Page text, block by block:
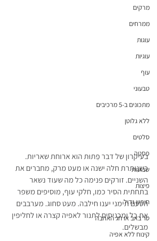
מרקים
ממרחים
עוגות
עוגיות
עוף
טבעוני
מתכונים ב-5 מרכיבים
ללא גלוטן
סלטים
פסטה
שבועות
פיצות
חופש גדול
טו' באב או חג האהבה
קינוח ללא אפיה
בעיקרון של דבר פַתוּת הוא ארוחת שאריות.
כשנותרת חלה ישנה או מעט מרק, מחברים את
השניים. זורקים פנימה כל מה שעוד נשאר
בתחתית הסיר כמו, חלקי עוף, מוסיפים משפר
הטעם תימני יענו חילבה. מעט סחוג. מערבבים
את כל ומכניסים לתנור לאפיה קצרה או לחליפין
מבשלים.